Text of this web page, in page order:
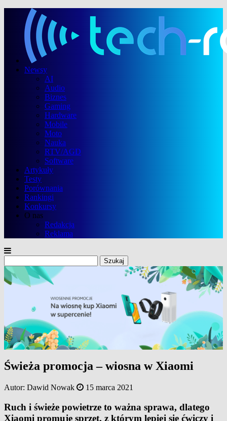
Newsy
AI
Audio
Biznes
Gaming
Hardware
Mobile
Moto
Nauka
RTV/AGD
Software
Artykuły
Testy
Porównania
Rankingi
Konkursy
O nas
Redakcja
Reklama
Świeża promocja – wiosna w Xiaomi
Autor: Dawid Nowak 15 marca 2021
Ruch i świeże powietrze to ważna sprawa, dlatego
Xiaomi promuje sprzęt, z którym lepiej się ćwiczy i